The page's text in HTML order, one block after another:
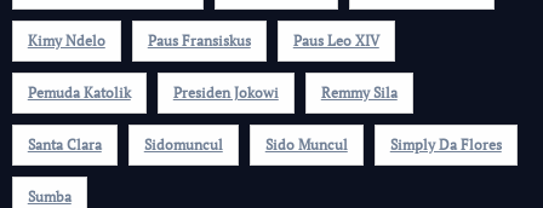
Kimy Ndelo Paus Fransiskus Paus Leo XIV
Pemuda Katolik Presiden Jokowi Remmy Sila
Santa Clara Sidomuncul Sido Muncul Simply Da Flores
Sumba